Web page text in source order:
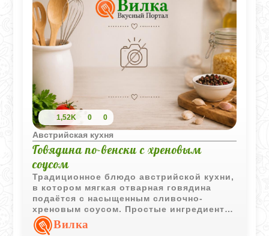
1,52K 0 0
Австрийская кухня
Говядина по-венски с хреновым
соусом
Традиционное блюдо австрийской кухни,
в котором мягкая отварная говядина
подаётся с насыщенным сливочно-
хреновым соусом. Простые ингредиенты
создают гармоничное и сытное
сочетание.
Вилка